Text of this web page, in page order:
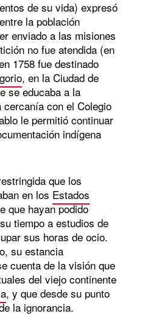
de su vida) expresó
la población
enviado a las misiones
no fue atendida (en
1758 fue destinado
, en la Ciudad de
se educaba a la
cercanía con el Colegio
le permitió continuar
indígena
que los
en los Estados
que hayan podido
tiempo a estudios de
sus horas de ocio.
su estancia
cuenta de la visión que
del viejo continente
, y que desde su punto
la ignorancia.